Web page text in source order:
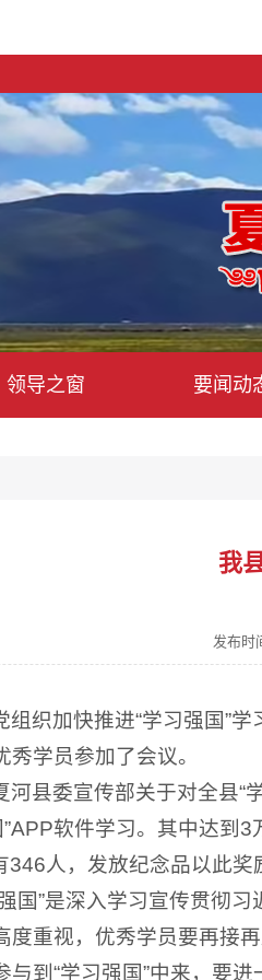
领导之窗 要闻动
我
发布时
组织加快推进“学习强国”
学员参加了会议。
河县委宣传部关于对全县
软件学习。其中达到
人，发放纪念品以此奖
国”是深入学习宣传贯彻
度重视，优秀学员要再接
到“学习强国”中来，要